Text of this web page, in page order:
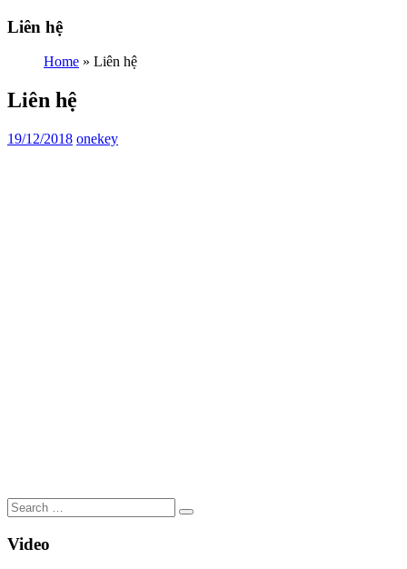
Liên hệ
Home » Liên hệ
Liên hệ
19/12/2018 onekey
Video